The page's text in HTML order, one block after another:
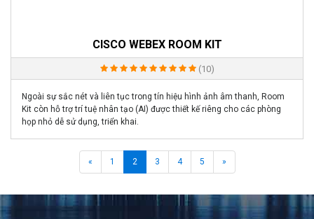
CISCO WEBEX ROOM KIT
(10)
Ngoài sự sắc nét và liên tục trong tín hiệu hình ảnh âm thanh, Room
Kit còn hỗ trợ trí tuệ nhân tạo (AI) được thiết kế riêng cho các phòng
họp nhỏ dễ sử dụng, triển khai.
«Previous
1 2 3 4 5 »Next